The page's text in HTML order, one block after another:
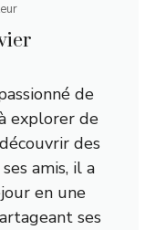
de
explorer de
des
amis, il a
en une
ses